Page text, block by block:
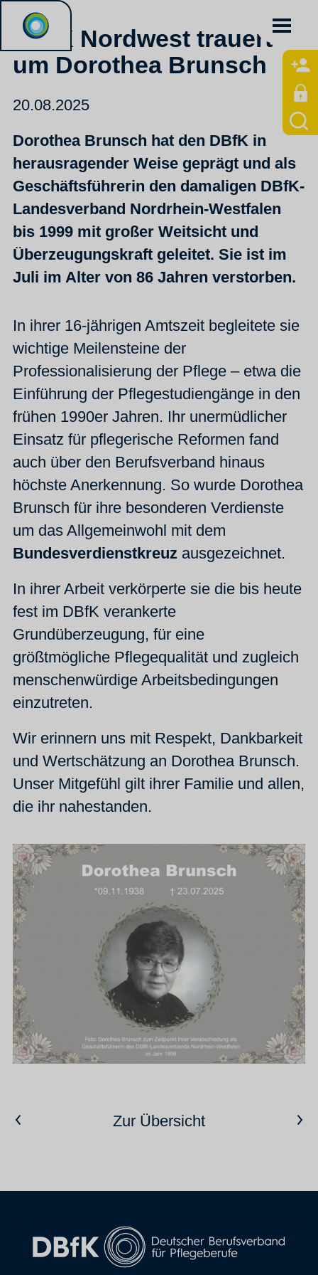
DBfK Nordwest trauert
um Dorothea Brunsch
20.08.2025
Dorothea Brunsch hat den DBfK in
herausragender Weise geprägt und als
Geschäftsführerin den damaligen DBfK-
Landesverband Nordrhein-Westfalen
bis 1999 mit großer Weitsicht und
Überzeugungskraft geleitet. Sie ist im
Juli im Alter von 86 Jahren verstorben.
In ihrer 16-jährigen Amtszeit begleitete sie
wichtige Meilensteine der
Professionalisierung der Pflege – etwa die
Einführung der Pflegestudiengänge in den
frühen 1990er Jahren. Ihr unermüdlicher
Einsatz für pflegerische Reformen fand
auch über den Berufsverband hinaus
höchste Anerkennung. So wurde Dorothea
Brunsch für ihre besonderen Verdienste
um das Allgemeinwohl mit dem
Bundesverdienstkreuz ausgezeichnet.
In ihrer Arbeit verkörperte sie die bis heute
fest im DBfK verankerte
Grundüberzeugung, für eine
größtmögliche Pflegequalität und zugleich
menschenwürdige Arbeitsbedingungen
einzutreten.
Wir erinnern uns mit Respekt, Dankbarkeit
und Wertschätzung an Dorothea Brunsch.
Unser Mitgefühl gilt ihrer Familie und allen,
die ihr nahestanden.
Vorheriger ArtikelZur ÜbersichtNächster Artikel